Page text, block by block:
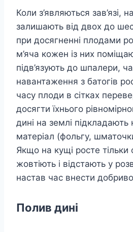
Коли з’являються зав’язі,
залишають від двох до
при досягненні плодами
м’яча кожен із них
підв’язують до шпалери,
навантаження з батогів
часу плоди в сітках
досягти їхнього
дині на землі
матеріал (фольгу,
Якщо на кущі росте
жовтіють і відстають у
настав час внести
Полив дині